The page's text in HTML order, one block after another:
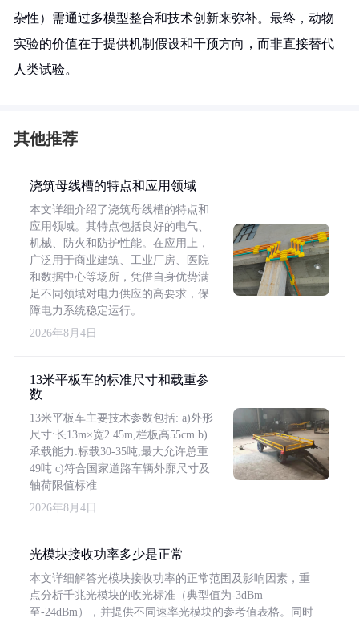
杂性）需通过多模型整合和技术创新来弥补。最终，动物
实验的价值在于提供机制假设和干预方向，而非直接替代
人类试验。
其他推荐
浇筑母线槽的特点和应用领域
本文详细介绍了浇筑母线槽的特点和
应用领域。其特点包括良好的电气、
机械、防火和防护性能。在应用上，
广泛用于商业建筑、工业厂房、医院
和数据中心等场所，凭借自身优势满
足不同领域对电力供应的高要求，保
障电力系统稳定运行。
2026年8月4日
13米平板车的标准尺寸和载重参
数
13米平板车主要技术参数包括: a)外形
尺寸:长13m×宽2.45m,栏板高55cm b)
承载能力:标载30-35吨,最大允许总重
49吨 c)符合国家道路车辆外廓尺寸及
轴荷限值标准
2026年8月4日
光模块接收功率多少是正常
本文详细解答光模块接收功率的正常范围及影响因素，重
点分析千兆光模块的收光标准（典型值为-3dBm
至-24dBm），并提供不同速率光模块的参考值表格。同时